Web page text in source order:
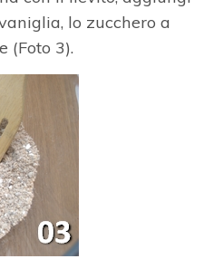
lo zucchero a
(Foto 3).